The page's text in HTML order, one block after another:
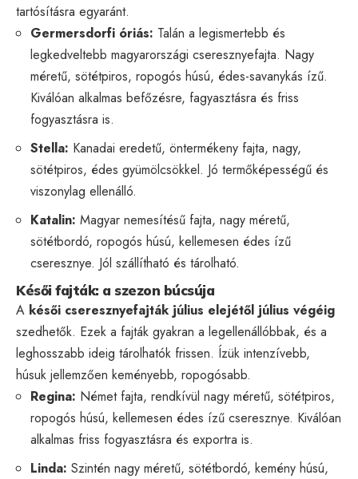
tartósításra egyaránt.
Germersdorfi óriás: Talán a legismertebb és
legkedveltebb magyarországi cseresznyefajta. Nagy
méretű, sötétpiros, ropogós húsú, édes-savanykás ízű.
Kiválóan alkalmas befőzésre, fagyasztásra és friss
fogyasztásra is.
Stella: Kanadai eredetű, öntermékeny fajta, nagy,
sötétpiros, édes gyümölcsökkel. Jó termőképességű és
viszonylag ellenálló.
Katalin: Magyar nemesítésű fajta, nagy méretű,
sötétbordó, ropogós húsú, kellemesen édes ízű
cseresznye. Jól szállítható és tárolható.
Késői fajták: a szezon búcsúja
A késői cseresznyefajták július elejétől július végéig
szedhetők. Ezek a fajták gyakran a legellenállóbbak, és a
leghosszabb ideig tárolhatók frissen. Ízük intenzívebb,
húsuk jellemzően keményebb, ropogósabb.
Regina: Német fajta, rendkívül nagy méretű, sötétpiros,
ropogós húsú, kellemesen édes ízű cseresznye. Kiválóan
alkalmas friss fogyasztásra és exportra is.
Linda: Szintén nagy méretű, sötétbordó, kemény húsú,